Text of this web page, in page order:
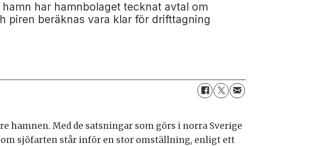
har hamnbolaget tecknat avtal om
piren beräknas vara klar för drifttagning
Med de satsningar som görs i norra Sverige
sjöfarten står inför en stor omställning, enligt ett